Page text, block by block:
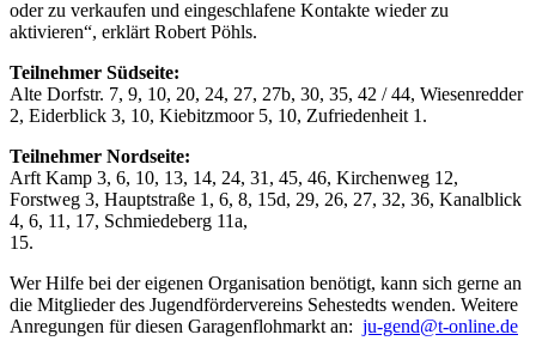
oder zu verkaufen und eingeschlafene Kontakte wieder zu
aktivieren“, erklärt Robert Pöhls.
Teilnehmer Südseite:
Alte Dorfstr. 7, 9, 10, 20, 24, 27, 27b, 30, 35, 42 / 44, Wiesenredder
2, Eiderblick 3, 10, Kiebitzmoor 5, 10, Zufriedenheit 1.
Teilnehmer Nordseite:
Arft Kamp 3, 6, 10, 13, 14, 24, 31, 45, 46, Kirchenweg 12,
Forstweg 3, Hauptstraße 1, 6, 8, 15d, 29, 26, 27, 32, 36, Kanalblick
4, 6, 11, 17, Schmiedeberg 11a,
15.
Wer Hilfe bei der eigenen Organisation benötigt, kann sich gerne an
die Mitglieder des Jugendfördervereins Sehestedts wenden. Weitere
Anregungen für diesen Garagenflohmarkt an: ju-gend@t-online.de